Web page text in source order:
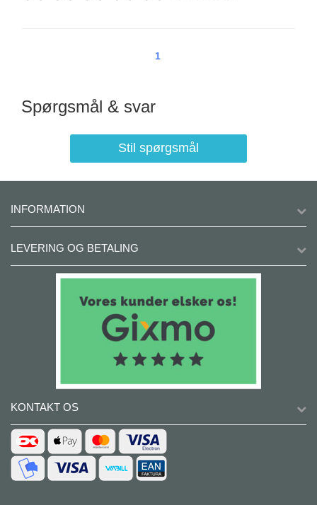
1
Spørgsmål & svar
Stil spørgsmål
INFORMATION
LEVERING OG BETALING
KONTAKT OS